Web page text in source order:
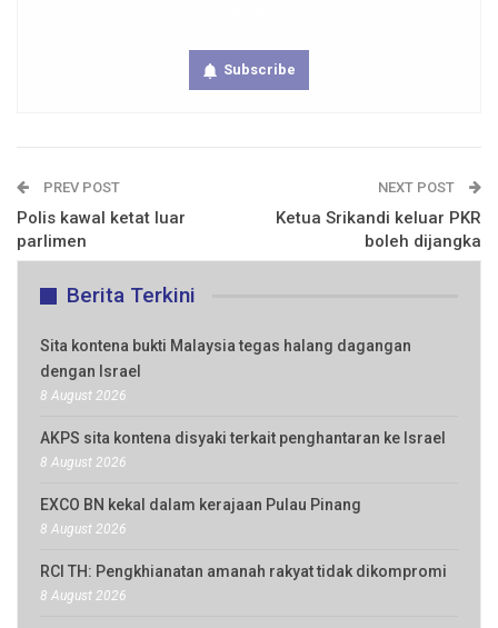
Subscribe
PREV POST
Polis kawal ketat luar
parlimen
NEXT POST
Ketua Srikandi keluar PKR
boleh dijangka
Berita Terkini
Sita kontena bukti Malaysia tegas halang dagangan
dengan Israel
8 August 2026
AKPS sita kontena disyaki terkait penghantaran ke Israel
8 August 2026
EXCO BN kekal dalam kerajaan Pulau Pinang
8 August 2026
RCI TH: Pengkhianatan amanah rakyat tidak dikompromi
8 August 2026